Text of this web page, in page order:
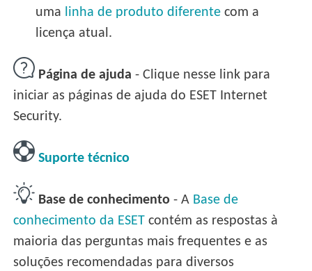
uma linha de produto diferente com a
licença atual.
Página de ajuda - Clique nesse link para
iniciar as páginas de ajuda do ESET Internet
Security.
Suporte técnico
Base de conhecimento - A Base de
conhecimento da ESET contém as respostas à
maioria das perguntas mais frequentes e as
soluções recomendadas para diversos